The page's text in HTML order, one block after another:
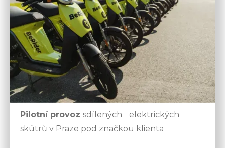
Pilotní provoz sdílených elektrických
skútrů v Praze pod značkou klienta